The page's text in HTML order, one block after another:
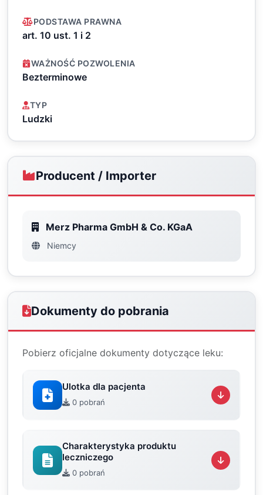
PODSTAWA PRAWNA
art. 10 ust. 1 i 2
WAŻNOŚĆ POZWOLENIA
Bezterminowe
TYP
Ludzki
Producent / Importer
Merz Pharma GmbH & Co. KGaA
Niemcy
Dokumenty do pobrania
Pobierz oficjalne dokumenty dotyczące leku:
Ulotka dla pacjenta
0 pobrań
Charakterystyka produktu
leczniczego
0 pobrań